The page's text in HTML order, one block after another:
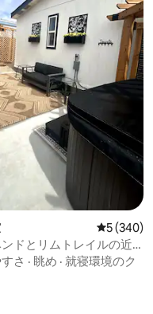
レビュー
5 (340)
ドとリムトレイルの近
色
さ · 眺め · 就寝環境のク